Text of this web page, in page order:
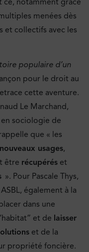
menées dès
et collectifs avec les
populaire d’un
pour le droit au
cette aventure.
Le Marchand,
sociologie de
que « les
nouveaux usages,
être récupérés et
». Pour Pascale Thys,
également à la
dans une
et de laisser
et de la
propriété foncière.